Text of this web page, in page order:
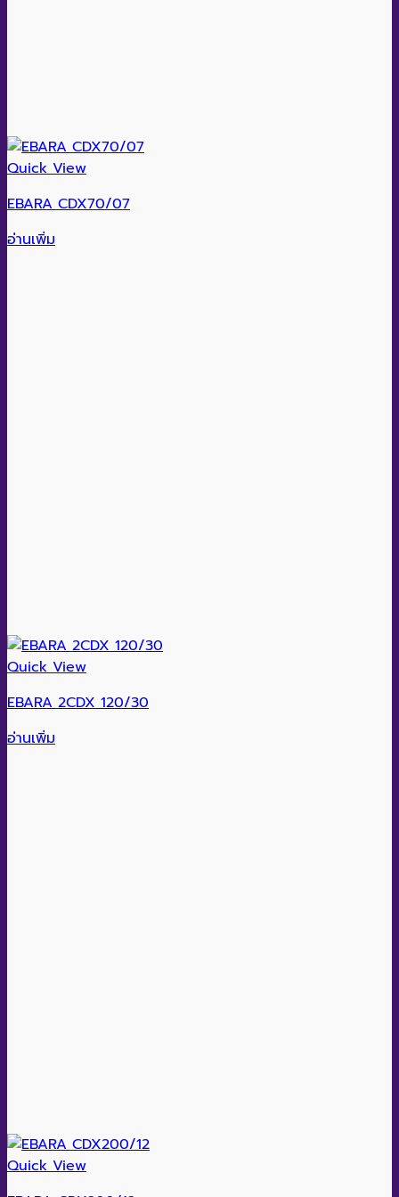
Quick View
EBARA CDX70/07
อ่านเพิ่ม
Quick View
EBARA 2CDX 120/30
อ่านเพิ่ม
Quick View